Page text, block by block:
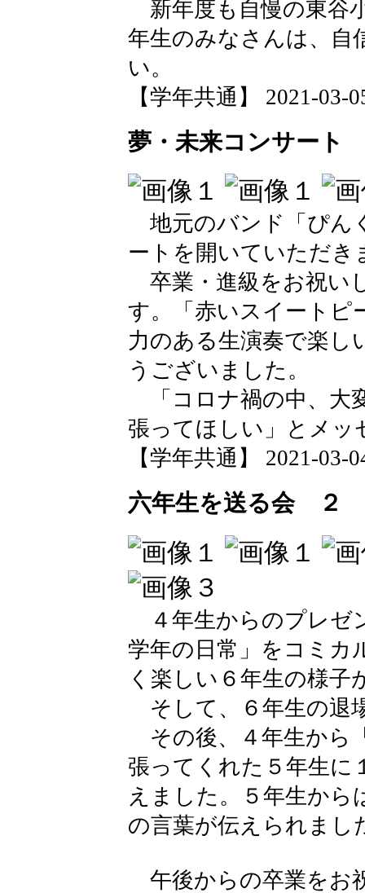
新年度も自慢の東谷
年生のみなさんは、自
い。
【学年共通】 2021-03-
夢・未来コンサート
地元のバンド「ぴん
ートを開いていただき
卒業・進級をお祝い
す。「赤いスイートピ
力のある生演奏で楽し
うございました。
「コロナ禍の中、大
張ってほしい」とメッ
【学年共通】 2021-03-
六年生を送る会 ２
４年生からのプレゼ
学年の日常」をコミカ
く楽しい６年生の様
そして、６年生の退
その後、４年生から
張ってくれた５年生に
えました。５年生か
の言葉が伝えられまし
午後からの卒業をお